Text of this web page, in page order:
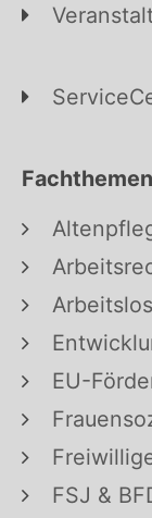
Fachthemen
EU-
FSJ &